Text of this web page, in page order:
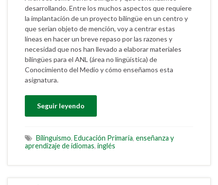
desarrollando. Entre los muchos aspectos que requiere
la implantación de un proyecto bilingüe en un centro y
que serían objeto de mención, voy a centrar estas
líneas en hacer un breve repaso por las razones y
necesidad que nos han llevado a elaborar materiales
bilingües para el ANL (área no lingüística) de
Conocimiento del Medio y cómo enseñamos esta
asignatura.
Seguir leyendo
Bilinguismo, Educación Primaria, enseñanza y
aprendizaje de idiomas, inglés